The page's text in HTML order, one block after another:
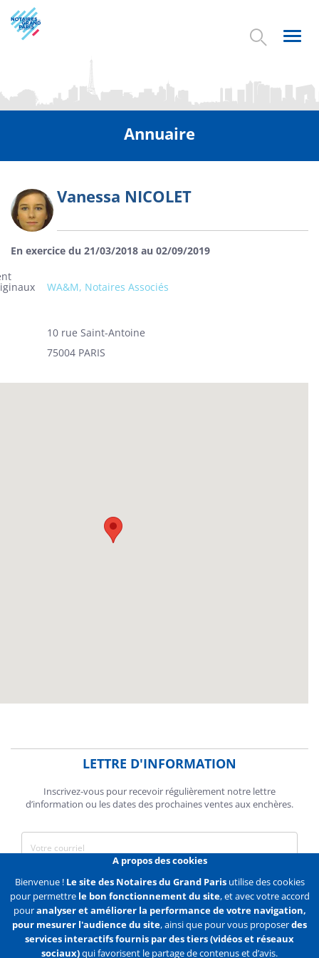
Aller
au
contenu
Annuaire
Photo Vanessa NICOLET
En exercice du 21/03/2018 au 02/09/2019
WA&M, Notaires Associés
10 rue Saint-Antoine
75004 PARIS
LETTRE D'INFORMATION
Inscrivez-vous pour recevoir régulièrement notre lettre
d’information ou les dates des prochaines ventes aux enchères.
J'accepte de recevoir des communications de la Chambre des
Notaires de Paris.
En savoir plus
S'abonner
A propos des cookies
Bienvenue ! Le site des Notaires du Grand Parisutilise des cookies
pour permettre le bon fonctionnement du site, et avec votre accord
pouranalyser et améliorer la performance de votre navigation,
pour mesurer l'audience du site, ainsi que pour vous proposerdes
services interactifs fournis par des tiers (vidéos et réseaux
sociaux)qui favorisent le partage de contenus et d’avis.